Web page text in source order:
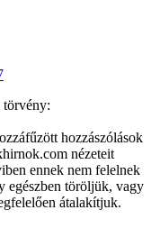
törvény:
hozzászólások
nézeteit
ennek nem felelnek
egészben töröljük, vagy
átalakítjuk.